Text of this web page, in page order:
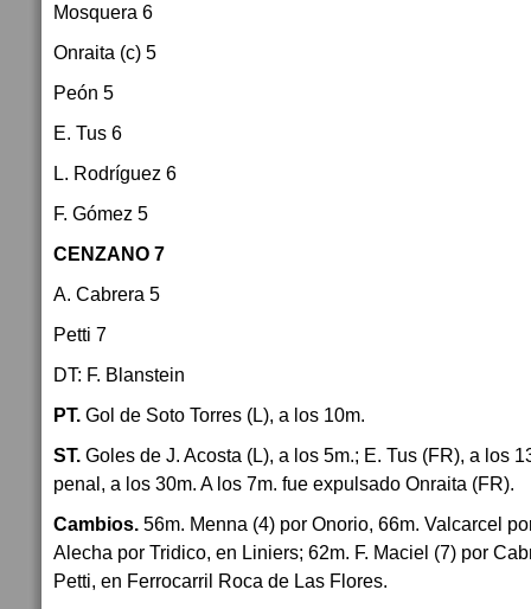
Mosquera 6
Onraita (c) 5
Peón 5
E. Tus 6
L. Rodríguez 6
F. Gómez 5
CENZANO 7
A. Cabrera 5
Petti 7
DT: F. Blanstein
PT. Gol de Soto Torres (L), a los 10m.
ST. Goles de J. Acosta (L), a los 5m.; E. Tus (FR), a los
penal, a los 30m. A los 7m. fue expulsado Onraita (FR).
Cambios. 56m. Menna (4) por Onorio, 66m. Valcarcel
Alecha por Tridico, en Liniers; 62m. F. Maciel (7) por
Petti, en Ferrocarril Roca de Las Flores.